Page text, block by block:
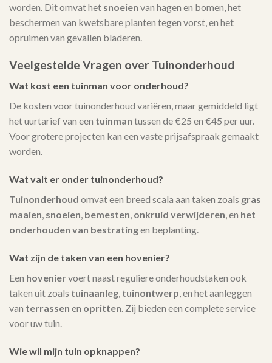
worden. Dit omvat het snoeien van hagen en bomen, het
beschermen van kwetsbare planten tegen vorst, en het
opruimen van gevallen bladeren.
Veelgestelde Vragen over Tuinonderhoud
Wat kost een tuinman voor onderhoud?
De kosten voor tuinonderhoud variëren, maar gemiddeld ligt
het uurtarief van een tuinman tussen de €25 en €45 per uur.
Voor grotere projecten kan een vaste prijsafspraak gemaakt
worden.
Wat valt er onder tuinonderhoud?
Tuinonderhoud omvat een breed scala aan taken zoals gras
maaien, snoeien, bemesten, onkruid verwijderen, en het
onderhouden van bestratingen beplanting.
Wat zijn de taken van een hovenier?
Een hoveniervoert naast reguliere onderhoudstaken ook
taken uit zoals tuinaanleg, tuinontwerp, en het aanleggen
van terrassen en opritten. Zij bieden een complete service
voor uw tuin.
Wie wil mijn tuin opknappen?